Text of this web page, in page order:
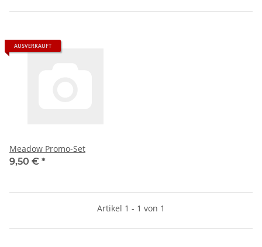
AUSVERKAUFT
Meadow Promo-Set
9,50 € *
Artikel 1 - 1 von 1